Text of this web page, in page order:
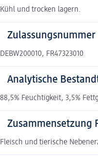
Kühl und trocken lagern.
Zulassungsnummer
DEBW200010, FR47323010
Analytische
88,5% Feuchtigkeit, 3,5%
Zusammensetzung
Fleisch und tierische